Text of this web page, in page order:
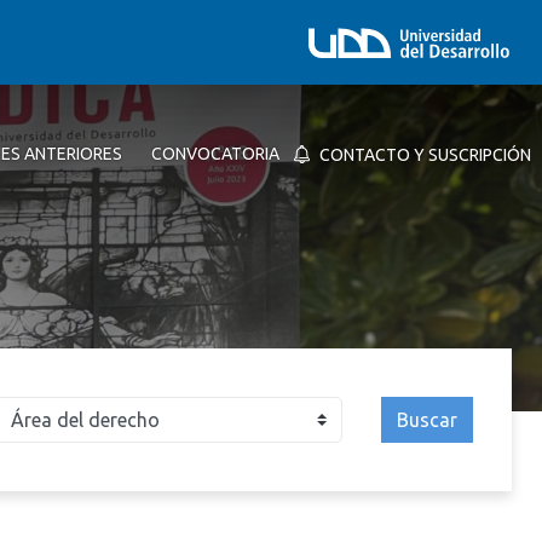
ANTERIORES CONVOCATORIA CONTACTO Y SUSCRIPCIÓN
Buscar